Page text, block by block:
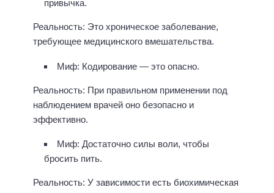
привычка.
Реальность: Это хроническое заболевание,
требующее медицинского вмешательства.
Миф: Кодирование — это опасно.
Реальность: При правильном применении под
наблюдением врачей оно безопасно и
эффективно.
Миф: Достаточно силы воли, чтобы
бросить пить.
Реальность: У зависимости есть биохимическая